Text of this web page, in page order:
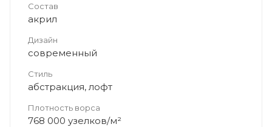
Состав
акрил
Дизайн
современный
Стиль
абстракция, лофт
Плотность ворса
768 000 узелков/м²